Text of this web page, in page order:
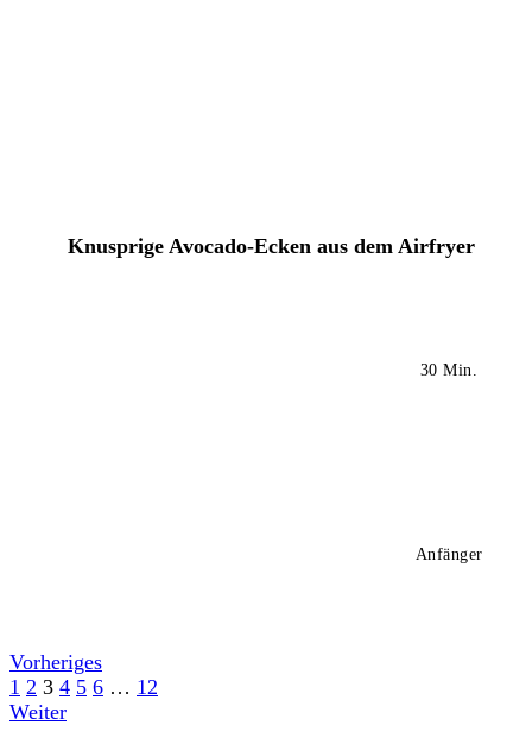
Knusprige Avocado-Ecken aus dem Airfryer
30 Min.
Anfänger
Vorheriges
1 2 3 4 5 6 … 12
Weiter